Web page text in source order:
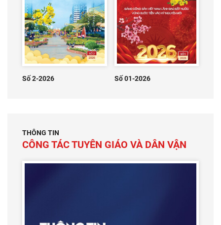
Số 2-2026 Số 01-2026
THÔNG TIN
CÔNG TÁC TUYÊN GIÁO VÀ DÂN VẬN